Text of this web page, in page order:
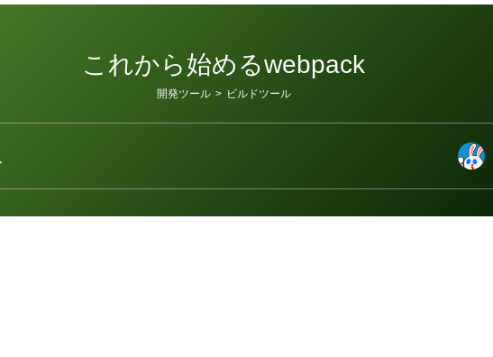
これから始めるwebpack
開発ツール > ビルドツール